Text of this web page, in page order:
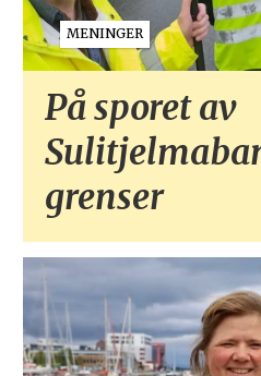
MENINGER
På sporet av
grenser